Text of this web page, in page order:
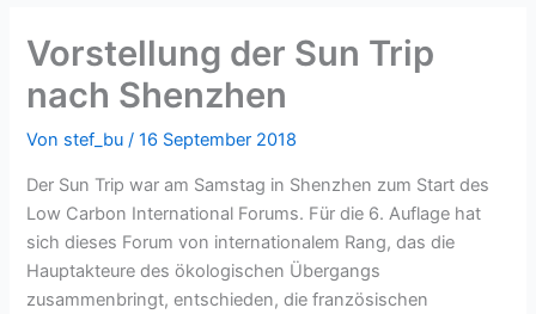
Vorstellung der Sun Trip
nach Shenzhen
Von stef_bu/16 September 2018
Der Sun Trip war am Samstag in Shenzhen zum Start des
Low Carbon International Forums. Für die 6. Auflage hat
sich dieses Forum von internationalem Rang, das die
Hauptakteure des ökologischen Übergangs
zusammenbringt, entschieden, die französischen